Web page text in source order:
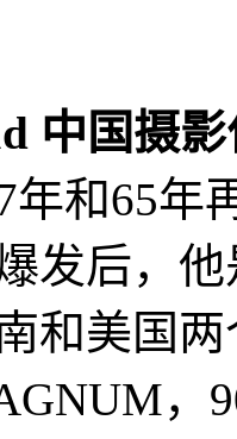
中国摄
年和65年
发后，
和美国
，